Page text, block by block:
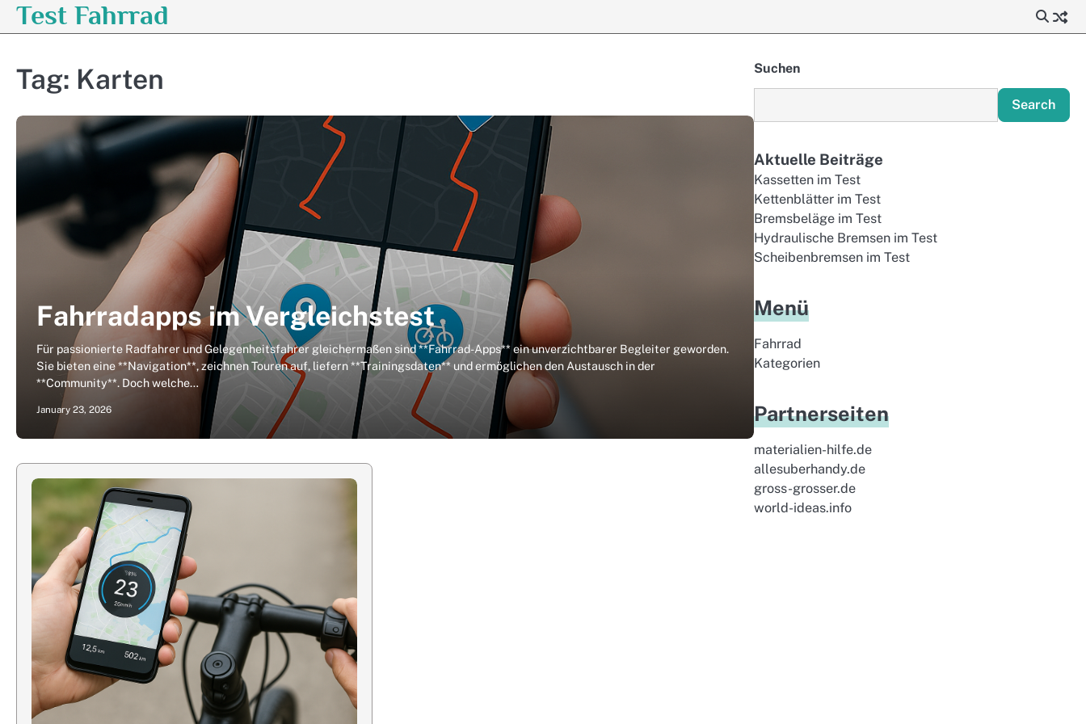
SkipTest Fahrrad
Tag: Karten
Fahrradapps im Vergleichstest
Für passionierte Radfahrer und Gelegenheitsfahrer gleichermaßen sind **Fahrrad-Apps** ein unverzichtbarer Begleiter geworden.
Sie bieten eine **Navigation**, zeichnen Touren auf, liefern **Trainingsdaten** und ermöglichen den Austausch in der
**Community**. Doch welche…
January 23, 2026
Suchen
Search
Aktuelle Beiträge
Kassetten im Test
Kettenblätter im Test
Bremsbeläge im Test
Hydraulische Bremsen im Test
Scheibenbremsen im Test
Menü
Fahrrad
Kategorien
Partnerseiten
materialien-hilfe.de
allesuberhandy.de
gross-grosser.de
world-ideas.info